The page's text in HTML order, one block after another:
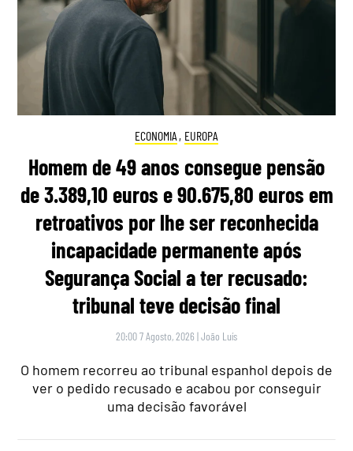
ECONOMIA , EUROPA
Homem de 49 anos consegue pensão
de 3.389,10 euros e 90.675,80 euros em
retroativos por lhe ser reconhecida
incapacidade permanente após
Segurança Social a ter recusado:
tribunal teve decisão final
20:00 7 Agosto, 2026 |João Luís
O homem recorreu ao tribunal espanhol depois de
ver o pedido recusado e acabou por conseguir
uma decisão favorável